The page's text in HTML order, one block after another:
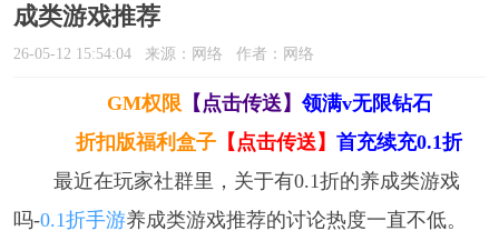
成类游戏推荐
26-05-12 15:54:04 来源：网络 作者：网络
GM权限 【点击传送】 领满v无限钻石
折扣版福利盒子 【点击传送】首充续充0.1折
最近在玩家社群里，关于有0.1折的养成类游戏
吗-0.1折手游养成类游戏推荐的讨论热度一直不低。